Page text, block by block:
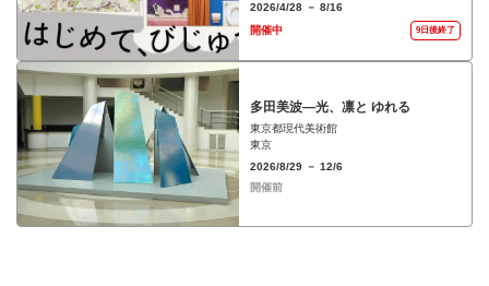
2026/4/28 － 8/16
開催中
9日後終了
多田美波―光、凛と ゆれる
東京都現代美術館
東京
2026/8/29 － 12/6
開催前